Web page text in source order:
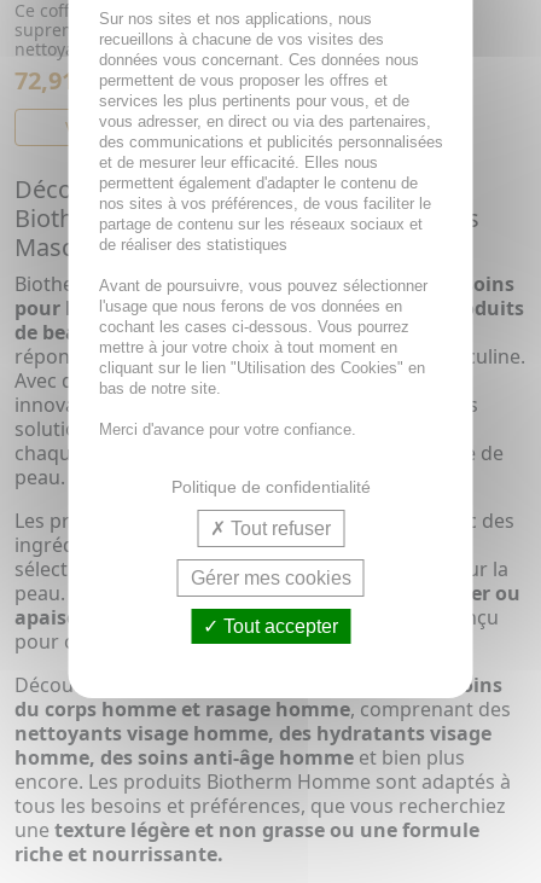
Ce coffret contient : - 1 Force
supreme Cream 50ml - 1 Gel
nettoyant Cleanser For...
72,91€
VOIR CET ARTICLE
Découvrez la Performance Ultime avec
Biotherm Homme : La Référence en Soins
Masculins
Biotherm Homme, pionnier dans le domaine des
soins
pour hommes, offre une gamme complète de
produits
de beauté homme haut de gamme conçus pour
répondre aux besoins spécifiques de la peau masculine.
Avec des décennies d'expertise en recherche et en
innovation, Biotherm Homme s'engage à offrir des
solutions de soins efficaces et performantes pour
chaque homme, quel que soit son âge ou son type de
peau.
Les produits Biotherm Homme sont formulés avec des
ingrédients de qualité supérieure, soigneusement
sélectionnés pour leurs propriétés bénéfiques pour la
peau. Que ce soit pourhydrater, rajeunir, protéger ou
apaiser
, chaque produit Biotherm Homme est conçu
pour offrir des résultats visibles et durables.
Découvrez la
gamme de soins visage homme, soins
du corps homme et rasage homme, comprenant des
nettoyants visage homme, des hydratants visage
homme, des soins anti-âge homme et bien plus
encore. Les produits Biotherm Homme sont adaptés à
tous les besoins et préférences, que vous recherchiez
une texture légère et non grasse ou une formule
riche et nourrissante.
Sur nos sites et nos applications, nous
recueillons à chacune de vos visites des
données vous concernant. Ces données nous
permettent de vous proposer les offres et
services les plus pertinents pour vous, et de
vous adresser, en direct ou via des partenaires,
des communications et publicités personnalisées
et de mesurer leur efficacité. Elles nous
permettent également d'adapter le contenu de
nos sites à vos préférences, de vous faciliter le
partage de contenu sur les réseaux sociaux et
de réaliser des statistiques
Avant de poursuivre, vous pouvez sélectionner
l'usage que nous ferons de vos données en
cochant les cases ci-dessous. Vous pourrez
mettre à jour votre choix à tout moment en
cliquant sur le lien "Utilisation des Cookies" en
bas de notre site.
Merci d'avance pour votre confiance.
Politique de confidentialité
Tout refuser
Gérer mes cookies
Tout accepter